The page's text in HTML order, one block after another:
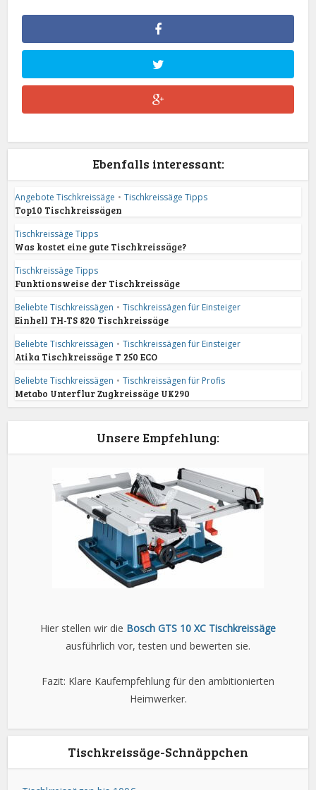
Ebenfalls interessant:
Angebote Tischkreissäge • Tischkreissäge Tipps
Top10 Tischkreissägen
Tischkreissäge Tipps
Was kostet eine gute Tischkreissäge?
Tischkreissäge Tipps
Funktionsweise der Tischkreissäge
Beliebte Tischkreissägen • Tischkreissägen für Einsteiger
Einhell TH-TS 820 Tischkreissäge
Beliebte Tischkreissägen • Tischkreissägen für Einsteiger
Atika Tischkreissäge T 250 ECO
Beliebte Tischkreissägen • Tischkreissägen für Profis
Metabo Unterflur Zugkreissäge UK290
Unsere Empfehlung:
Hier stellen wir die Bosch GTS 10 XC Tischkreissäge
ausführlich vor, testen und bewerten sie.
Fazit: Klare Kaufempfehlung für den ambitionierten
Heimwerker.
Tischkreissäge-Schnäppchen